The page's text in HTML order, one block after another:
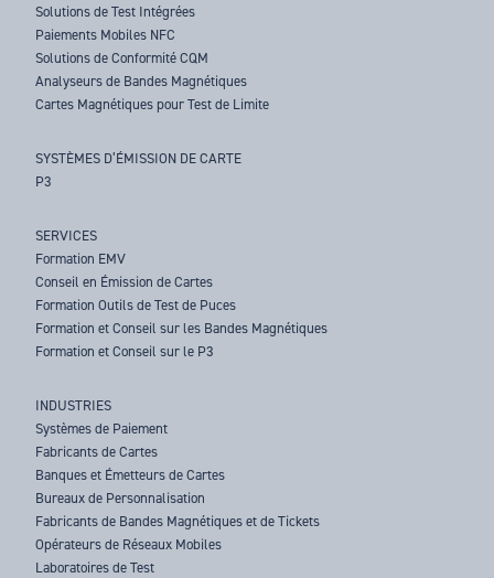
Solutions de Test Intégrées
Paiements Mobiles NFC
Solutions de Conformité CQM
Analyseurs de Bandes Magnétiques
Cartes Magnétiques pour Test de Limite
SYSTÈMES D’ÉMISSION DE CARTE
P3
SERVICES
Formation EMV
Conseil en Émission de Cartes
Formation Outils de Test de Puces
Formation et Conseil sur les Bandes Magnétiques
Formation et Conseil sur le P3
INDUSTRIES
Systèmes de Paiement
Fabricants de Cartes
Banques et Émetteurs de Cartes
Bureaux de Personnalisation
Fabricants de Bandes Magnétiques et de Tickets
Opérateurs de Réseaux Mobiles
Laboratoires de Test